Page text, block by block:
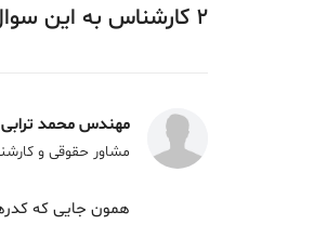
2 کارشناس به این
مهندس محمد ترابی
مشاور حقوقی و
همون جایی که